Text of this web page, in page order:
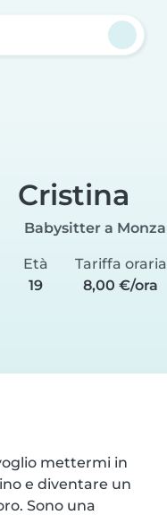
Cristina
Babysitter a Monza
Età
19
Tariffa oraria
8,00 €/ora
mettermi in
e diventare un
Sono una